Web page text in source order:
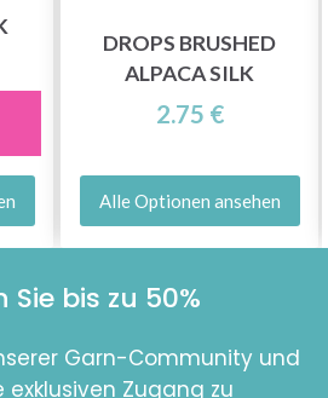
DROPS BRUSHED
ALPACA SILK
2.75 €
Alle Optionen ansehen
Sie bis zu 50%
Garn-Community und
exklusiven Zugang zu